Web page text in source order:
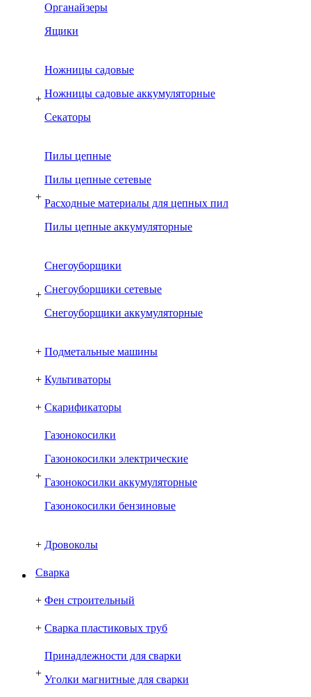
Органайзеры
Ящики
+
Ножницы садовые
Ножницы садовые аккумуляторные
Секаторы
+
Пилы цепные
Пилы цепные сетевые
Расходные материалы для цепных пил
Пилы цепные аккумуляторные
+
Снегоуборщики
Снегоуборщики сетевые
Снегоуборщики аккумуляторные
+ Подметальные машины
+ Культиваторы
+ Скарификаторы
+
Газонокосилки
Газонокосилки электрические
Газонокосилки аккумуляторные
Газонокосилки бензиновые
+ Дровоколы
Сварка
+ Фен строительный
+ Сварка пластиковых труб
+
Принадлежности для сварки
Уголки магнитные для сварки